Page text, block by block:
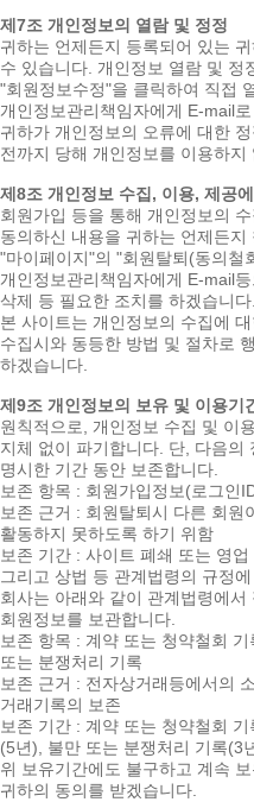
제7조 개인정보의 열람 및 정정
귀하는 언제든지 등록되어 있는
수 있습니다. 개인정보 열람 및 정
"회원정보수정"을 클릭하여 직접
개인정보관리책임자에게 E-mail
귀하가 개인정보의 오류에 대한
전까지 당해 개인정보를 이용하지
제8조 개인정보 수집, 이용, 제공
회원가입 등을 통해 개인정보의
동의하신 내용을 귀하는 언제든
"마이페이지"의 "회원탈퇴(동의철
개인정보관리책임자에게 E-mail
삭제 등 필요한 조치를 하겠습니다.
본 사이트는 개인정보의 수집에
수집시와 동등한 방법 및 절차로
하겠습니다.
제9조 개인정보의 보유 및 이용기
원칙적으로, 개인정보 수집 및 이
지체 없이 파기합니다. 단, 다음의
명시한 기간 동안 보존합니다.
보존 항목 : 회원가입정보(로그인
보존 근거 : 회원탈퇴시 다른 회원
활동하지 못하도록 하기 위함
보존 기간 : 사이트 폐쇄 또는 영업
그리고 상법 등 관계법령의 규정
회사는 아래와 같이 관계법령에
회원정보를 보관합니다.
보존 항목 : 계약 또는 청약철회
또는 분쟁처리 기록
보존 근거 : 전자상거래등에서의
거래기록의 보존
보존 기간 : 계약 또는 청약철회
(5년), 불만 또는 분쟁처리 기록(3
위 보유기간에도 불구하고 계속
귀하의 동의를 받겠습니다.